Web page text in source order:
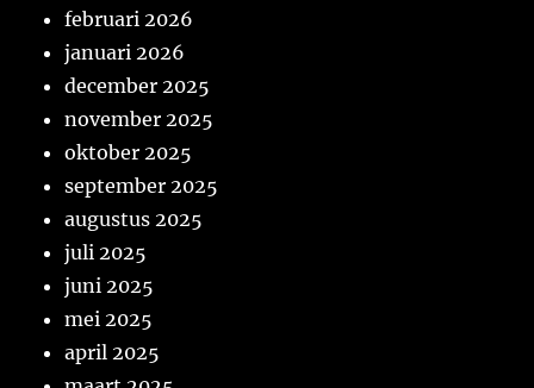
februari 2026
januari 2026
december 2025
november 2025
oktober 2025
september 2025
augustus 2025
juli 2025
juni 2025
mei 2025
april 2025